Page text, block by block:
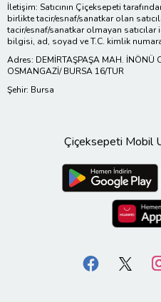
İletişim: Satıcının Çiçeksepeti
birlikte tacir/esnaf/sanatkar olan
tacir/esnaf/sanatkar olmayan
bilgisi, ad, soyad ve T.C. kimlik
Adres: DEMİRTAŞPAŞA MAH. İNÖNÜ
OSMANGAZİ/ BURSA 16/TUR
Şehir: Bursa
Çiçeksepeti Mobil